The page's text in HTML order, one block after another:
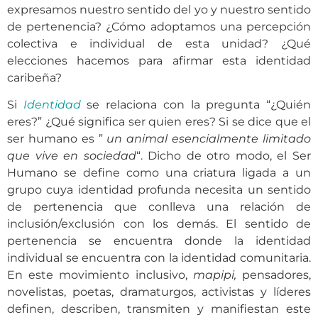
expresamos nuestro sentido del yo y nuestro sentido
de pertenencia? ¿Cómo adoptamos una percepción
colectiva e individual de esta unidad? ¿Qué
elecciones hacemos para afirmar esta identidad
caribeña?
Si Identidadse relaciona con la pregunta “¿Quién
eres?” ¿Qué significa ser quien eres? Si se dice que el
ser humano es ” un animal esencialmente limitado
que vive en sociedad“. Dicho de otro modo, el Ser
Humano se define como una criatura ligada a un
grupo cuya identidad profunda necesita un sentido
de pertenencia que conlleva una relación de
inclusión/exclusión con los demás. El sentido de
pertenencia se encuentra donde la identidad
individual se encuentra con la identidad comunitaria.
En este movimiento inclusivo, mapipi, pensadores,
novelistas, poetas, dramaturgos, activistas y líderes
definen, describen, transmiten y manifiestan este